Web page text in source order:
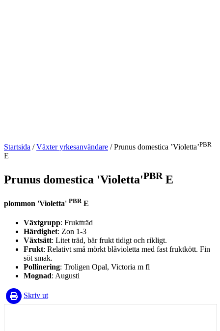
Startsida /Växter yrkesanvändare /Prunus domestica ’Violetta’PBR
E
Prunus domestica 'Violetta'PBRE
plommon 'Violetta' PBRE
Växtgrupp: Fruktträd
Härdighet: Zon 1-3
Växtsätt: Litet träd, bär frukt tidigt och rikligt.
Frukt: Relativt små mörkt blåvioletta med fast fruktkött. Fin
söt smak.
Pollinering: Troligen Opal, Victoria m fl
Mognad: Augusti
Skriv ut